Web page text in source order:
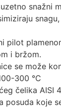
snažni
pilot
i bržom.
se može
300 °C
čelika AISI
posuda koje